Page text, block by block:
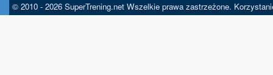
© 2010 - 2026 SuperTrening.net Wszelkie prawa zastrzeżone.